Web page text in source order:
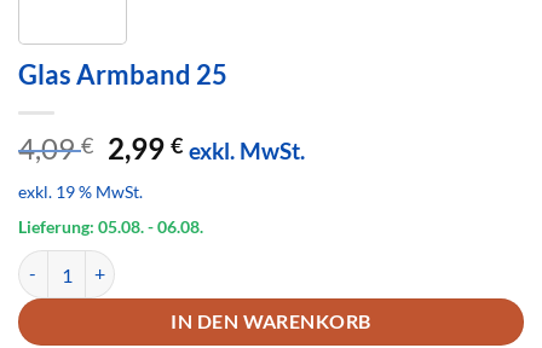
Glas Armband 25
4,09€ Ursprünglicher
Preis
war:
4,09 €
2,99€Aktueller
2,99 €.
exkl. MwSt.
exkl. 19 % MwSt.
Lieferung: 05.08.- 06.08.
Glas Armband 25 Menge
IN DEN WARENKORB